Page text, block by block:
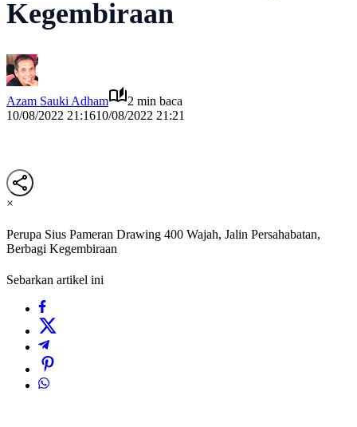
Kegembiraan
Azam Sauki Adham
2 min baca
10/08/2022 21:1610/08/2022 21:21
×
Perupa Sius Pameran Drawing 400 Wajah, Jalin Persahabatan,
Berbagi Kegembiraan
Sebarkan artikel ini